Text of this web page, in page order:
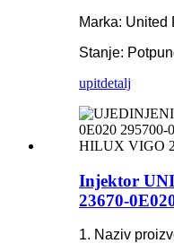
Marka: United
Stanje:
upitdetalj
Injektor
23670-
1. Naziv